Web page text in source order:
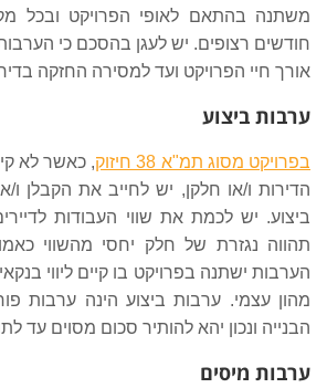
חודשים רצופים. יש לעגן בהסכם כי
אורך חיי הפרויקט ועד למסירה החזקה
ערבות ביצוע
בפרויקט מסוג תמ"א 38 חיזוק
, כאשר לא
הדירות ו/או חלקן, יש לחייב את הקבלן ו/
ביצוע. יש לכמת את שווי העבודות
תהווה נגזרת של חלק יחסי מהשווי
הערבות ישתנה בפרויקט בו קיים ליווי
מהון עצמי. ערבות ביצוע הינה ערבות
הבנייה ונכון יהא להותיר סכום מסוים עד
ערבות מיסים